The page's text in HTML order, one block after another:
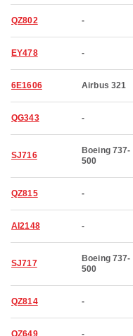
QZ802 -
EY478 -
6E1606 Airbus 321
QG343 -
SJ716
Boeing 737-
500
QZ815 -
AI2148 -
SJ717
Boeing 737-
500
QZ814 -
QZ649 -